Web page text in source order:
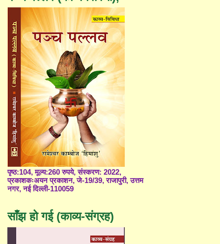
पृष्ठ:104, मूल्य:260 रुपये, संस्करण: 2022,
प्रकाशकःअयन प्रकाशन, जे-19/39, राजापुरी, उत्तम
नगर, नई दिल्ली-110059
साँझ हो गई (काव्य-संग्रह)